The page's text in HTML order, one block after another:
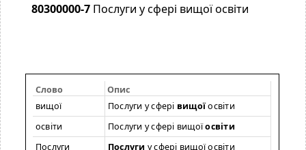
80300000-7 Послуги у сфері вищої освіти
Слово
Опис
вищої
Послуги у сфері вищоїосвіти
освіти
Послуги у сфері вищоїосвіти
Послуги
Послуги у сфері вищої освіти